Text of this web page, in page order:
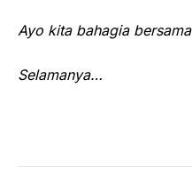
Ayo kita bahagia bersama
Selamanya…